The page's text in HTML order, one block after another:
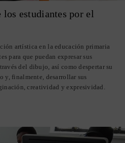
estudiantes por el
artística en la educación primaria
para que puedan expresar sus
del dibujo, así como despertar su
y, finalmente, desarrollar sus
creatividad y expresividad.